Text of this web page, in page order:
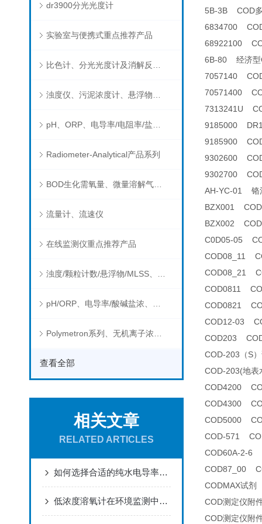
dr3900分光光度计
实验室与便携式重点推荐产品
Radiometer-Analytical产品系列
BOD生化需氧量、微量溶解气体和现场水质测试组件以及其他分析仪
流量计、流速仪
在线监测仪重点推荐产品
查看全部
相关文章
RELATED ARTICLES
如何选择合适的纯水电导率分析仪
低浓度溶氧计在环境监测中有哪些应用？
5B-3B COD
6834700
68922100
6B-80 经济型
7057140
70571400
7313241U
9185000
9185900 COD
9302600
9302700
AH-YC-01 铬
BZX001
BZX002
C0D05-05
COD08_11
COD08_21
COD0811
COD0821
COD12-03
COD203
COD-203（S
COD-203(地
COD4200
COD4300
COD5000
COD-571
COD60A-2-6
COD87_00
CODMAX试
COD测定仪附
COD测定仪附